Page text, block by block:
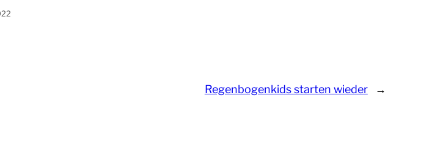
Regenbogenkids starten wieder →